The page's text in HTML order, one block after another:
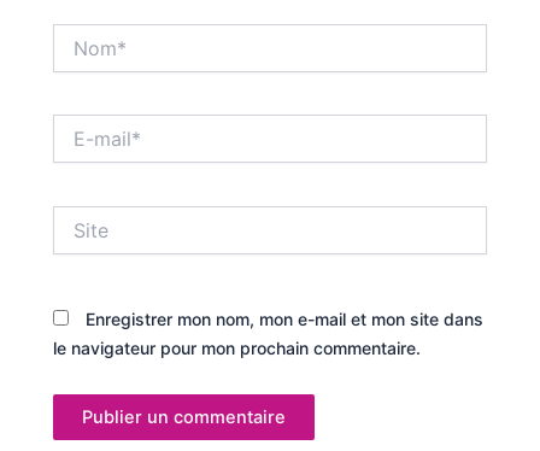
mail*
Enregistrer mon nom, mon e-mail et mon site dans
le navigateur pour mon prochain commentaire.